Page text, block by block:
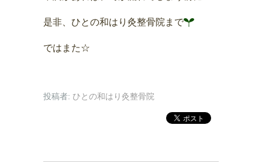
是非、ひとの和はり灸整骨院まで
ではまた☆
投稿者: ひとの和はり灸整骨院